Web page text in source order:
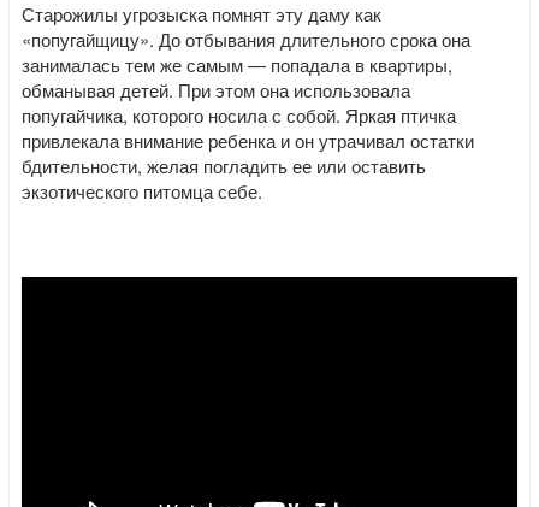
Старожилы угрозыска помнят эту даму как
«попугайщицу». До отбывания длительного срока она
занималась тем же самым — попадала в квартиры,
обманывая детей. При этом она использовала
попугайчика, которого носила с собой. Яркая птичка
привлекала внимание ребенка и он утрачивал остатки
бдительности, желая погладить ее или оставить
экзотического питомца себе.